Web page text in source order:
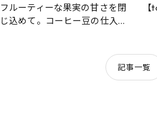
フルーティーな果実の甘さを閉
じ込めて。コーヒー豆の仕入れ
記事一覧